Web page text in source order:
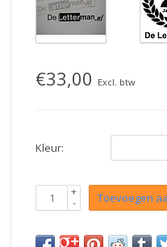
€33,00 Excl. btw
Kleur:
+
- Toevoegen